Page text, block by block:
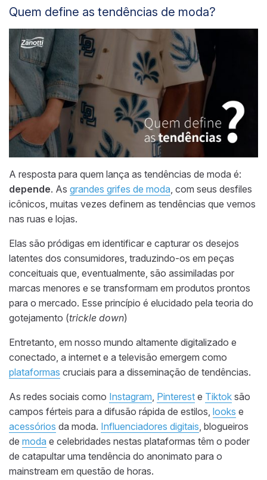
Quem define as tendências de moda?
A resposta para quem lança as tendências de moda é:
depende. As grandes grifes de moda , com seus desfiles
icônicos, muitas vezes definem as tendências que vemos
nas ruas e lojas.
Elas são pródigas em identificar e capturar os desejos
latentes dos consumidores, traduzindo-os em peças
conceituais que, eventualmente, são assimiladas por
marcas menores e se transformam em produtos prontos
para o mercado. Esse princípio é elucidado pela teoria do
gotejamento (trickle down)
Entretanto, em nosso mundo altamente digitalizado e
conectado, a internet e a televisão emergem como
plataformas cruciais para a disseminação de tendências.
As redes sociais como Instagram Pinterest e Tiktok são
campos férteis para a difusão rápida de estilos, looks e
acessórios da moda. Influenciadores digitais , blogueiros
de moda e celebridades nestas plataformas têm o poder
de catapultar uma tendência do anonimato para o
mainstream em questão de horas.